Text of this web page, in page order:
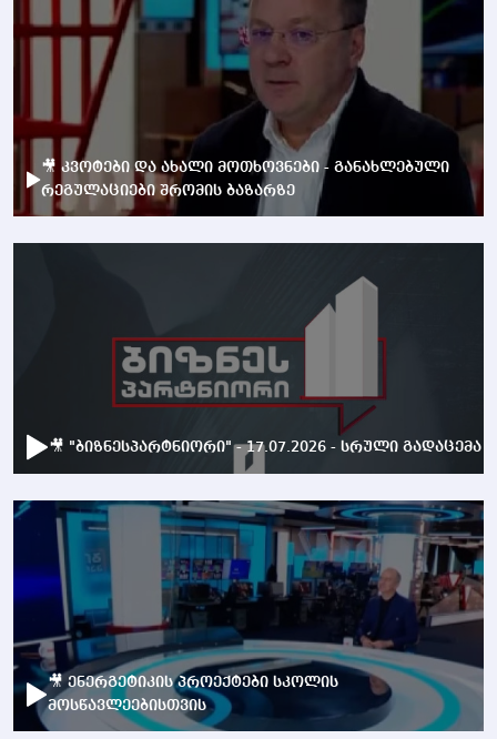
🎥 კვოტები და ახალი მოთხოვნები - განახლებული
რეგულაციები შრომის ბაზარზე
🎥 "ბიზნესპარტნიორი" - 17.07.2026 - სრული გადაცემა
🎥 ენერგეტიკის პროექტები სკოლის
მოსწავლეებისთვის